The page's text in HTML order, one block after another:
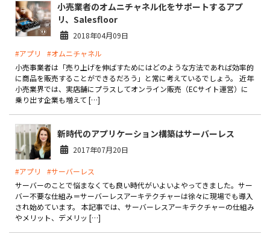
ライセンス契約
内製化支援
補助金活用支援
導入事例
お役立ち記事
お問い合わせ
小売業者のオムニチャネル化をサポートするアプ
リ、Salesfloor
2018年04月09日
#アプリ
#オムニチャネル
小売事業者は「売り上げを伸ばすためにはどのような方法であれば効率的
に商品を販売することができるだろう」と常に考えているでしょう。 近年
小売業界では、実店舗にプラスしてオンライン販売（ECサイト運営）に
乗り出す企業も増えて […]
新時代のアプリケーション構築はサーバーレス
2017年07月20日
#アプリ
#サーバーレス
サーバーのことで悩まなくても良い時代がいよいよやってきました。サー
バー不要な仕組み＝サーバーレスアーキテクチャーは徐々に現場でも導入
され始めています。 本記事では、サーバーレスアーキテクチャーの仕組み
やメリット、デメリッ […]